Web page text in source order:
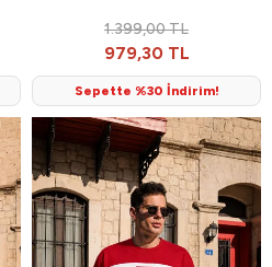
1.399,00 TL
979,30 TL
Sepette %30 İndirim!